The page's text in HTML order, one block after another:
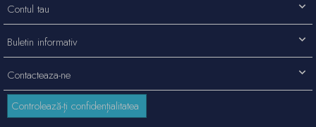
Contacteaza-ne
Contul tau
Buletin informativ
Controlează-ți confidențialitatea